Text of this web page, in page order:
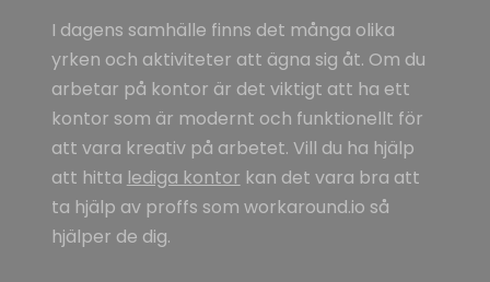
I dagens samhälle finns det många olika
yrken och aktiviteter att ägna sig åt. Om du
arbetar på kontor är det viktigt att ha ett
kontor som är modernt och funktionellt för
att vara kreativ på arbetet. Vill du ha hjälp
att hitta lediga kontor kan det vara bra att
ta hjälp av proffs som workaround.io så
hjälper de dig.